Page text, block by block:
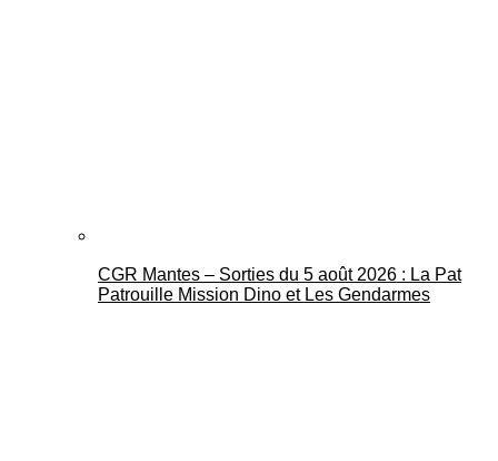
CGR Mantes – Sorties du 5 août 2026 : La Pat
Patrouille Mission Dino et Les Gendarmes